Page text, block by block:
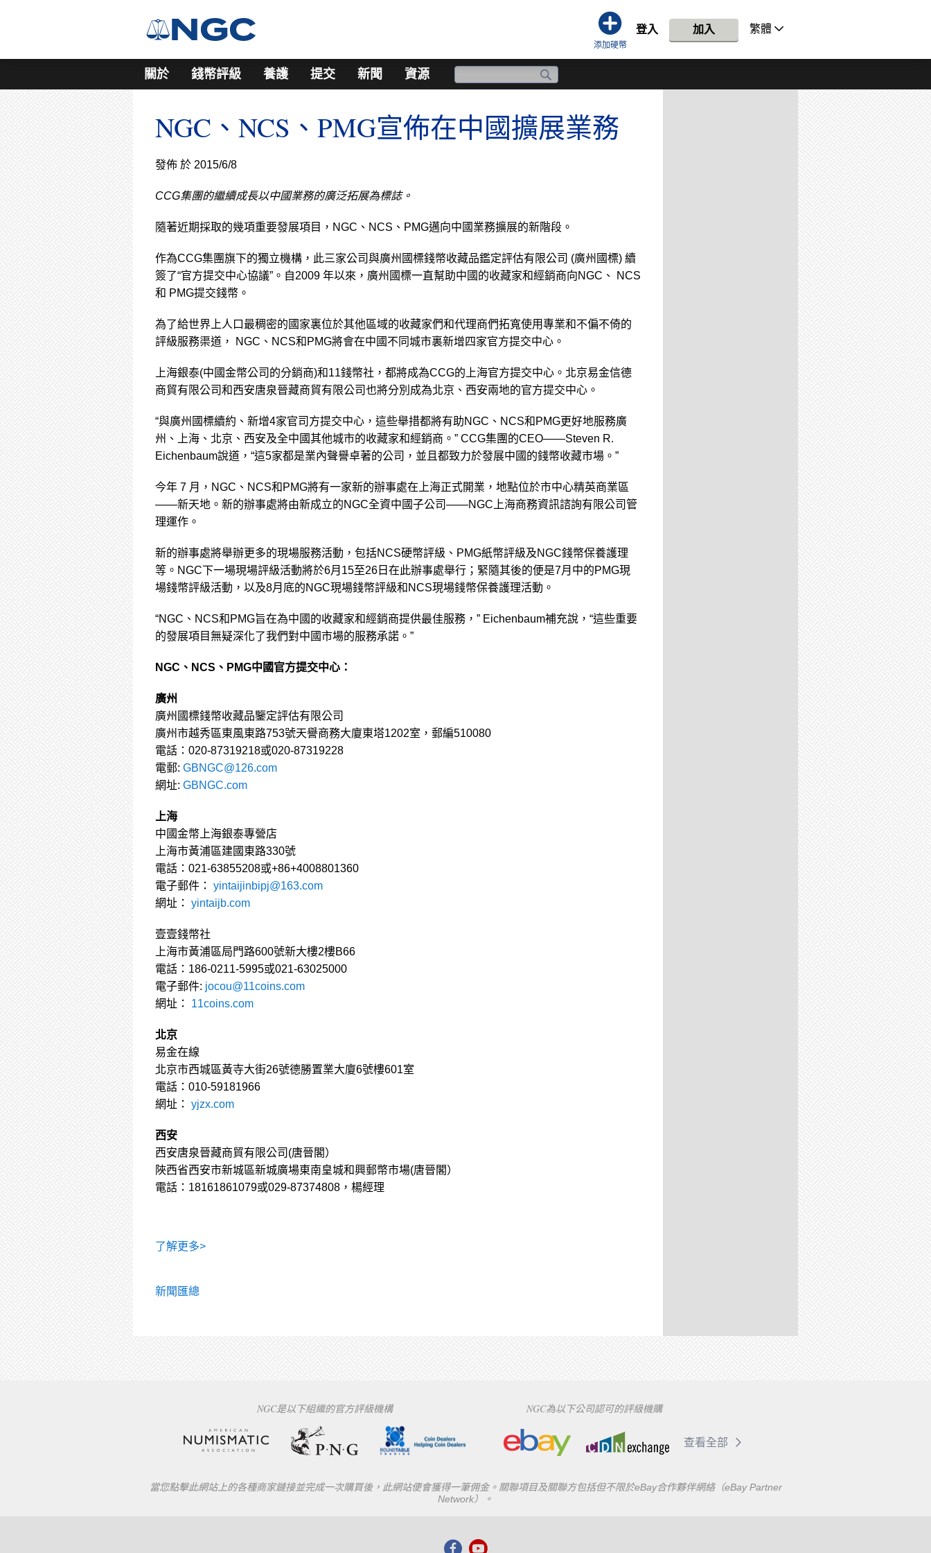
添加硬幣
登入 加入 繁體
關於 錢幣評級 養護 提交 新聞 資源
NGC、NCS、PMG宣佈在中國擴展業務
發佈 於 2015/6/8
CCG集團的繼續成長以中國業務的廣泛拓展為標誌。
隨著近期採取的幾項重要發展項目，NGC、NCS、PMG邁向中國業務擴展的新階段。
作為CCG集團旗下的獨立機構，此三家公司與廣州國標錢幣收藏品鑑定評估有限公司 (廣州國標) 續
簽了“官方提交中心協議”。自2009 年以來，廣州國標一直幫助中國的收藏家和經銷商向NGC、 NCS
和 PMG提交錢幣。
為了給世界上人口最稠密的國家裏位於其他區域的收藏家們和代理商們拓寬使用專業和不偏不倚的
評級服務渠道， NGC、NCS和PMG將會在中國不同城市裏新增四家官方提交中心。
上海銀泰(中國金幣公司的分銷商)和11錢幣社，都將成為CCG的上海官方提交中心。北京易金信德
商貿有限公司和西安唐泉晉藏商貿有限公司也將分別成為北京、西安兩地的官方提交中心。
“與廣州國標續約、新增4家官司方提交中心，這些舉措都將有助NGC、NCS和PMG更好地服務廣
州、上海、北京、西安及全中國其他城市的收藏家和經銷商。” CCG集團的CEO——Steven R.
Eichenbaum說道，“這5家都是業內聲譽卓著的公司，並且都致力於發展中國的錢幣收藏市場。”
今年 7 月，NGC、NCS和PMG將有一家新的辦事處在上海正式開業，地點位於市中心精英商業區
——新天地。新的辦事處將由新成立的NGC全資中國子公司——NGC上海商務資訊諮詢有限公司管
理運作。
新的辦事處將舉辦更多的現場服務活動，包括NCS硬幣評級、PMG紙幣評級及NGC錢幣保養護理
等。NGC下一場現場評級活動將於6月15至26日在此辦事處舉行；緊隨其後的便是7月中的PMG現
場錢幣評級活動，以及8月底的NGC現場錢幣評級和NCS現場錢幣保養護理活動。
“NGC、NCS和PMG旨在為中國的收藏家和經銷商提供最佳服務，” Eichenbaum補充說，“這些重要
的發展項目無疑深化了我們對中國市場的服務承諾。”
NGC、NCS、PMG中國官方提交中心：
廣州
廣州國標錢幣收藏品鑒定評估有限公司
廣州市越秀區東風東路753號天譽商務大廈東塔1202室，郵編510080
電話：020-87319218或020-87319228
電郵: GBNGC@126.com
網址: GBNGC.com
上海
中國金幣上海銀泰專營店
上海市黃浦區建國東路330號
電話：021-63855208或+86+4008801360
電子郵件： yintaijinbipj@163.com
網址： yintaijb.com
壹壹錢幣社
上海市黃浦區局門路600號新大樓2樓B66
電話：186-0211-5995或021-63025000
電子郵件: jocou@11coins.com
網址： 11coins.com
北京
易金在線
北京市西城區黃寺大街26號德勝置業大廈6號樓601室
電話：010-59181966
網址： yjzx.com
西安
西安唐泉晉藏商貿有限公司(唐晉閣）
陜西省西安市新城區新城廣場東南皇城和興郵幣市場(唐晉閣）
電話：18161861079或029-87374808，楊經理
了解更多>
新聞匯總
NGC是以下組織的官方評級機構 NGC為以下公司認可的評級機購
查看全部
當您點擊此網站上的各種商家鏈接並完成一次購買後，此網站便會獲得一筆佣金。關聯項目及關聯方包括但不限於eBay合作夥伴網絡（eBay Partner
Network）。